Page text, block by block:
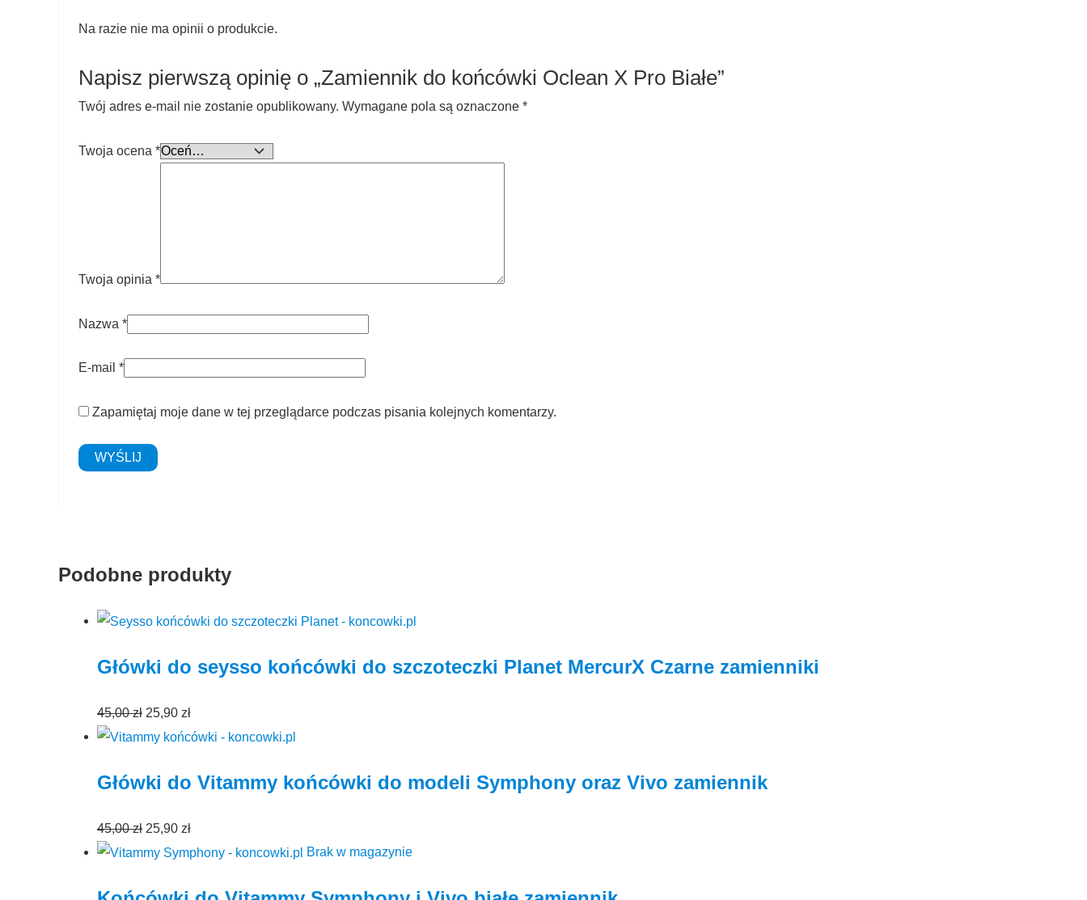
Na razie nie ma opinii o produkcie.
Napisz pierwszą opinię o „Zamiennik do końcówki Oclean X Pro Białe”
Twój adres e-mail nie zostanie opublikowany. Wymagane pola są oznaczone *
Twoja ocena *
Twoja opinia *
Nazwa *
E-mail *
Zapamiętaj moje dane w tej przeglądarce podczas pisania kolejnych komentarzy.
Podobne produkty
Główki do seysso końcówki do szczoteczki Planet MercurX Czarne zamienniki
45,00zł Pierwotna
cena
45,00 zł.
25,90 złAktualna
cena
25,90 zł.
Główki do Vitammy końcówki do modeli Symphony oraz Vivo zamiennik
45,00zł Pierwotna
cena
25,90 złAktualna
cena
Brak w magazynie